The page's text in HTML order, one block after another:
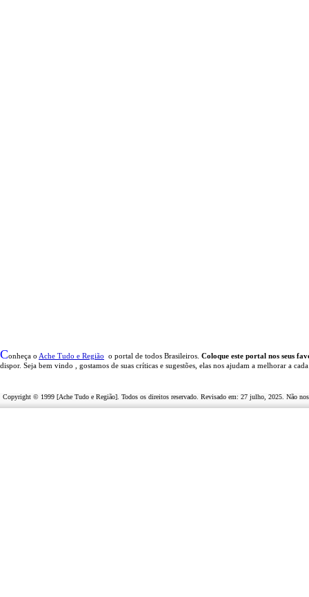
Conheça o Ache Tudo e Região o portal de todos Brasileiros. Coloque este portal nos seus
dispor. Seja bem vindo , gostamos de suas críticas e sugestões, elas nos ajudam a melhorar a
Copyright © 1999 [Ache Tudo e Região]. Todos os direitos reservado. Revisado em: 27 julho, 2025 . Não